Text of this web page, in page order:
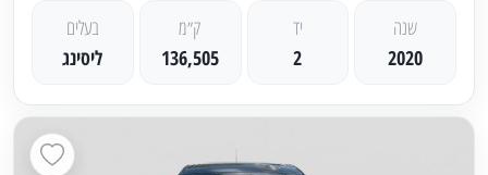
שנה
2020
יד
2
ק״מ
136,505
בעלים
ליסינג